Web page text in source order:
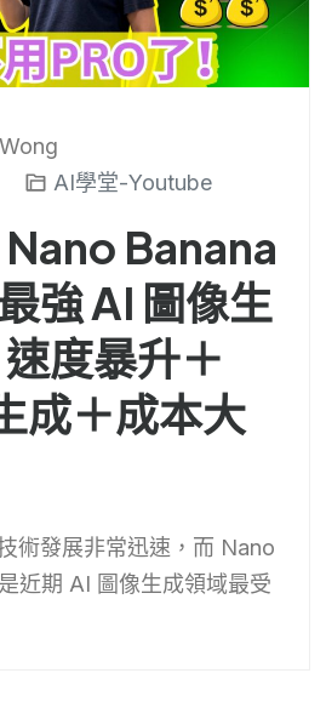
AI學堂-Youtube
Banana
強 AI 圖像生
度暴升＋
成＋成本大
術發展非常迅速，而 Nano
近期 AI 圖像生成領域最受